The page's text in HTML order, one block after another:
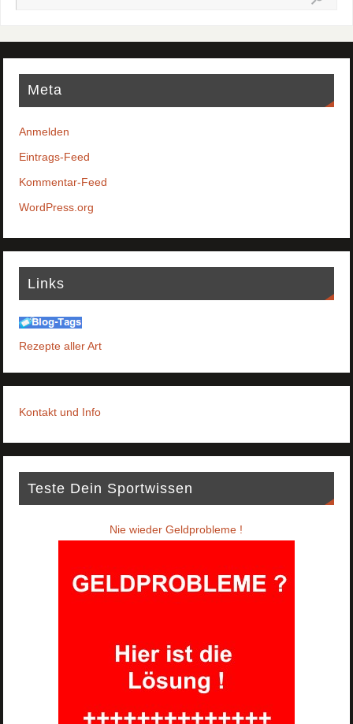
Meta
Anmelden
Eintrags-Feed
Kommentar-Feed
WordPress.org
Links
Rezepte aller Art
Kontakt und Info
Teste Dein Sportwissen
Nie wieder Geldprobleme !